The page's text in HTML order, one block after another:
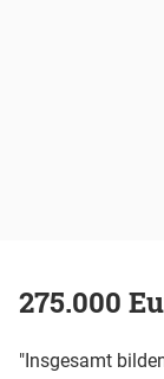
275.000
"Insgesamt